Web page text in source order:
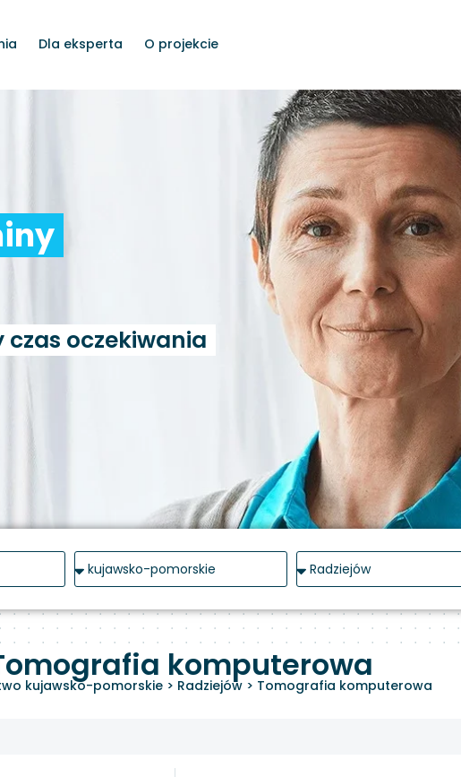
Dla eksperta O projekcie
oczekiwania
komputerowa
kujawsko-pomorskie > Radziejów > Tomografia komputerowa